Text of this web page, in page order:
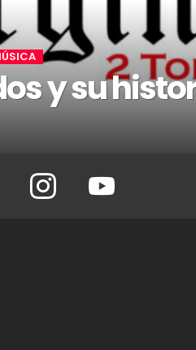
y su
Instagram Youtube